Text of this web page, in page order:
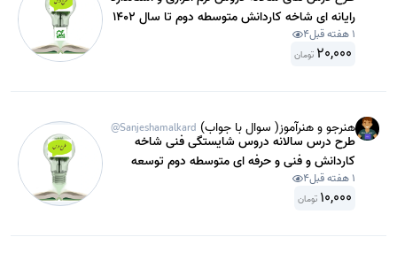
رایانه ای شاخه کاردانش متوسطه دوم تا سال 1402
شامل ایندیزاین( IN DESIGN) پایه دوازدهم.1 هفته قبل 4
20,000 تومان
هنرجو و هنرآموز( سوال با جواب) @Sanjeshamalkard
طرح درس سالانه دروس شایستگی فنی شاخه
کاردانش و فنی و حرفه ای متوسطه دوم توسعه
برنامه سازی و پایگاه داده پایه یازدهم شبکه قبل از
1400
1 هفته قبل 4
10,000 تومان